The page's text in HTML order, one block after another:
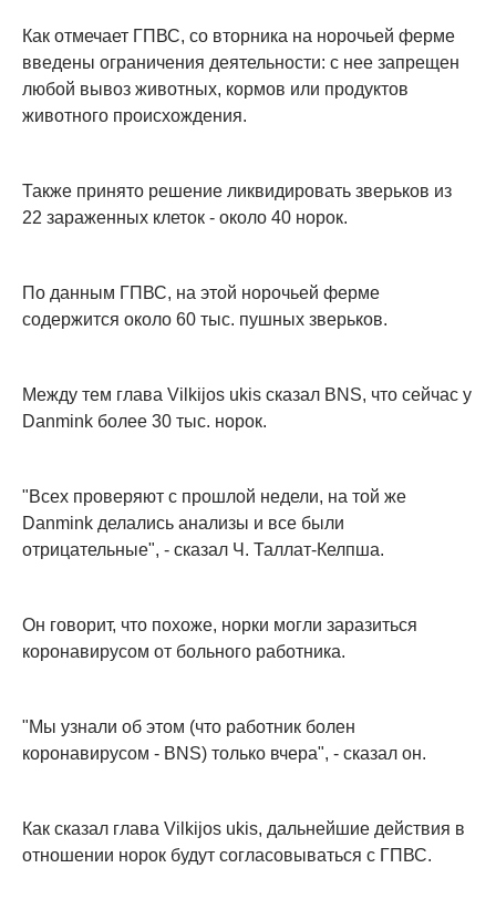
Как отмечает ГПВС, со вторника на норочьей ферме
введены ограничения деятельности: с нее запрещен
любой вывоз животных, кормов или продуктов
животного происхождения.
Также принято решение ликвидировать зверьков из
22 зараженных клеток - около 40 норок.
По данным ГПВС, на этой норочьей ферме
содержится около 60 тыс. пушных зверьков.
Между тем глава Vilkijos ukis сказал BNS, что сейчас у
Danmink более 30 тыс. норок.
"Всех проверяют с прошлой недели, на той же
Danmink делались анализы и все были
отрицательные", - сказал Ч. Таллат-Келпша.
Он говорит, что похоже, норки могли заразиться
коронавирусом от больного работника.
"Мы узнали об этом (что работник болен
коронавирусом - BNS) только вчера", - сказал он.
Как сказал глава Vilkijos ukis, дальнейшие действия в
отношении норок будут согласовываться с ГПВС.